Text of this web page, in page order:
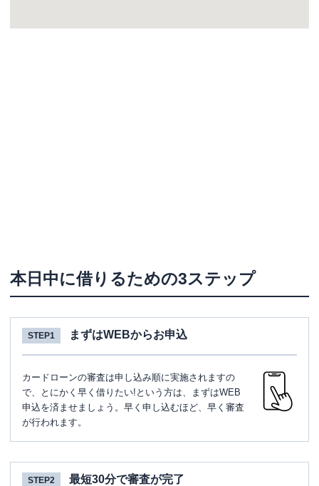
本日中に借りるための3ステップ
STEP1 まずはWEBからお申込
カードローンの審査は申し込み順に実施されますの
で、とにかく早く借りたい!という方は、まずはWEB
申込を済ませましょう。早く申し込むほど、早く審査
が行われます。
STEP2 最短30分で審査が完了